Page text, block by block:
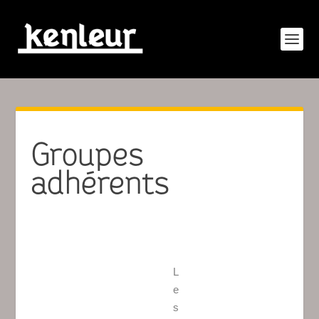
Groupes
adhérents
L
e
s